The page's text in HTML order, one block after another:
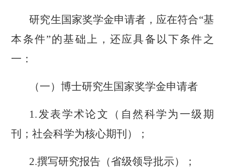
研究生国家奖学金申请者，应在符合“基
本条件”的基础上，还应具备以下条件之
一：
（一）博士研究生国家奖学金申请者
1.发表学术论文（自然科学为一级期
刊；社会科学为核心期刊）；
2.撰写研究报告（省级领导批示）；